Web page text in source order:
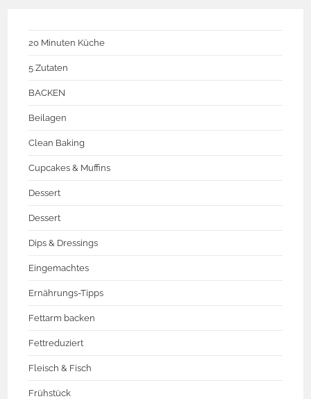
20 Minuten Küche
5 Zutaten
BACKEN
Beilagen
Clean Baking
Cupcakes & Muffins
Dessert
Dessert
Dips & Dressings
Eingemachtes
Ernährungs-Tipps
Fettarm backen
Fettreduziert
Fleisch & Fisch
Frühstück